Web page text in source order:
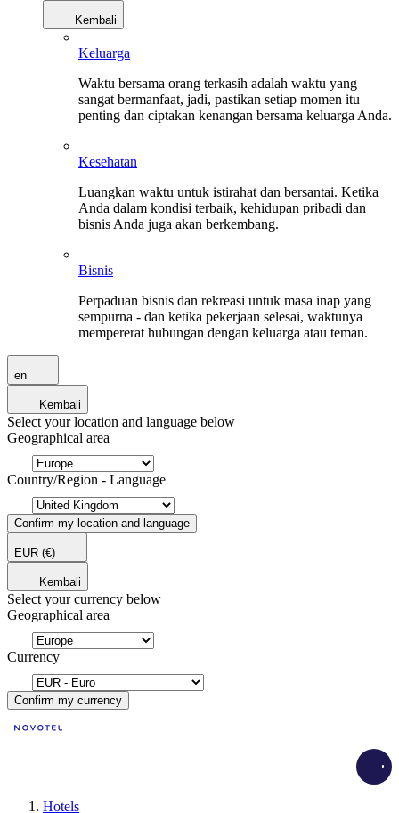
Kembali
Keluarga
Waktu bersama orang terkasih adalah waktu yang
sangat bermanfaat, jadi, pastikan setiap momen itu
penting dan ciptakan kenangan bersama keluarga Anda.
Kesehatan
Luangkan waktu untuk istirahat dan bersantai. Ketika
Anda dalam kondisi terbaik, kehidupan pribadi dan
bisnis Anda juga akan berkembang.
Bisnis
Perpaduan bisnis dan rekreasi untuk masa inap yang
sempurna - dan ketika pekerjaan selesai, waktunya
mempererat hubungan dengan keluarga atau teman.
en
Kembali
Select your location and language below
Geographical area
Country/Region - Language
Confirm my location and language
EUR (€)
Kembali
Select your currency below
Geographical area
Currency
Confirm my currency
Hotels